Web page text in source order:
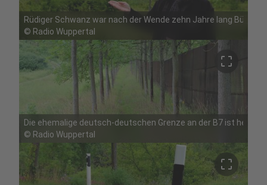
Rüdiger Schwanz war nach der Wende zehn Jahre lang
© Radio Wuppertal
crop_free
Die ehemalige deutsch-deutschen Grenze an der B7 ist heute
© Radio Wuppertal
crop_free